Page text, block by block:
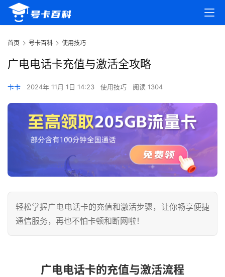
首页 号卡百科 使用技巧
广电电话卡充值与激活全攻略
卡卡 2024年 11月 1日 14:23 使用技巧 阅读 1304
轻松掌握广电电话卡的充值和激活步骤，让你畅享便捷
通信服务，再也不怕卡顿和断网啦！
广电电话卡的充值与激活流程